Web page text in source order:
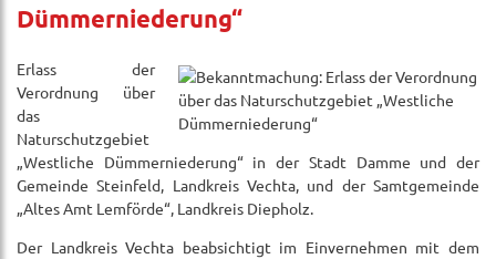
Dümmerniederung“
Erlass der
Verordnung über
das
Naturschutzgebiet
„Westliche Dümmerniederung“ in der Stadt Damme und der
Gemeinde Steinfeld, Landkreis Vechta, und der Samtgemeinde
„Altes Amt Lemförde“, Landkreis Diepholz.
Der Landkreis Vechta beabsichtigt im Einvernehmen mit dem